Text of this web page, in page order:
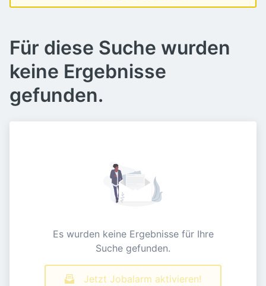
Für diese Suche wurden
keine Ergebnisse
gefunden.
Es wurden keine Ergebnisse für Ihre
Suche gefunden.
Jetzt Jobalarm aktivieren!